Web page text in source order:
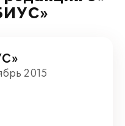
2015